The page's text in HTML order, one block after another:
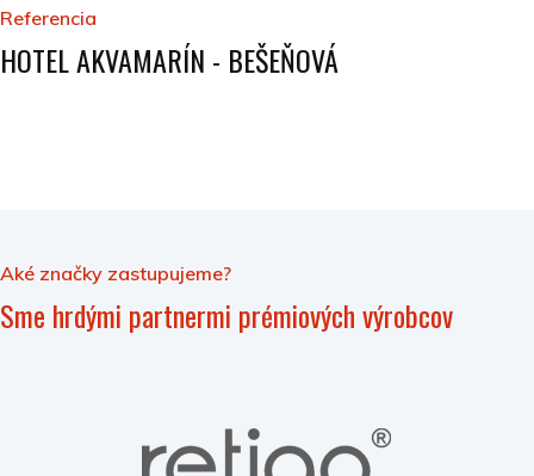
Referencia
HOTEL AKVAMARÍN - BEŠEŇOVÁ
Aké značky zastupujeme?
Sme hrdými partnermi prémiových výrobcov